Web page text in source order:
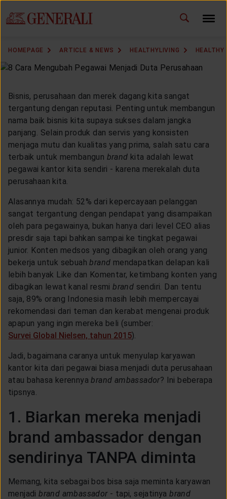
HOMEPAGE ARTICLE & NEWS HEALTHYLIVING HEALTHY
Bisnis, perusahaan dan merek dagang kita sangat
tergantung dengan reputasi. Penting untuk membangun
nama baik bisnis kita supaya sukses dalam jangka
panjang. Selain produk dan servis yang konsisten
menjaga mutu dan kualitas yang prima, salah satu cara
terbaik untuk membangun brand kita adalah lewat
pegawai kantor kita sendiri - karena merekalah duta
perusahaan kita.
Alasannya mudah: 52% dari kepercayaan pelanggan
sangat tergantung dengan pendapat yang disampaikan
oleh para pegawainya, bukan hanya dari level CEO alias
presdir saja tapi bahkan sampai ke tingkat pegawai
junior. Konten medsos yang dibagikan oleh orang yang
bekerja untuk sebuahbrand mendapatkan delapan kali
lebih banyak Like dan Komentar, ketimbang konten yang
dibagikan lewat kanal resmibrand sendiri. Dan tentu
saja, 89% orang Indonesia masih lebih mempercayai
rekomendasi dari teman dan kerabat mengenai produk
apapun yang ingin mereka beli (sumber:
Survei Global Nielsen, tahun 2015).
Jadi, bagaimana caranya untuk menyulap karyawan
kantor kita dari pegawai biasa menjadi duta perusahaan
atau bahasa kerennyabrand ambassador? Ini beberapa
tipsnya.
1. Biarkan mereka menjadi
brand ambassador dengan
sendirinya TANPA diminta
Memang, kita sebagai bos bisa saja meminta karyawan
menjadibrand ambassador- tapi, sejatinyabrand
CHANGE LANGUAGE ID EN
MARKETING OFFICE
INSURANCE DICTIONARY
OUR SOLUTION
CUSTOMER SERVICE
ARTICLE & NEWS
ABOUT GENERALI
EVENTS
KEAGENAN